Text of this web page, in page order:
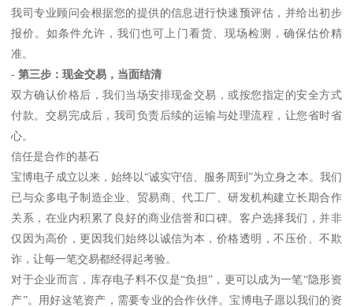
我司专业顾问会根据您的提供的信息进行快速预评估，并给出初步
报价。如条件允许，我们也可上门看货、现场检测，确保估价精
准。
-第三步：现金交易，当面结清
双方确认价格后，我们当场安排现金交易，或按您指定的安全方式
付款。交易完成后，我司负责后续的运输与处理流程，让您省时省
心。
信任是合作的基石
宝博电子成立以来，始终以“诚实守信、服务周到”为立身之本。我们
已与众多电子制造企业、贸易商、代工厂、研发机构建立长期合作
关系，在业内积累了良好的商业信誉和口碑。客户选择我们，并非
仅因为高价，更因我们始终以诚信为本，价格透明，不压价、不欺
诈，让每一笔交易都经得起考验。
对于企业而言，库存电子料不仅是“负担”，更可以成为一笔“隐形资
产”。用好这笔资产，需要专业的合作伙伴。宝博电子愿以我们的资